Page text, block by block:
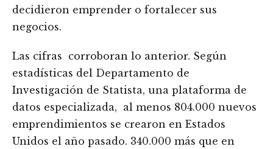
decidieron emprender o fortalecer sus
negocios.
Las cifras corroboran lo anterior. Según
estadísticas del Departamento de
Investigación de Statista, una plataforma de
datos especializada, al menos 804.000 nuevos
emprendimientos se crearon en Estados
Unidos el año pasado. 340.000 más que en